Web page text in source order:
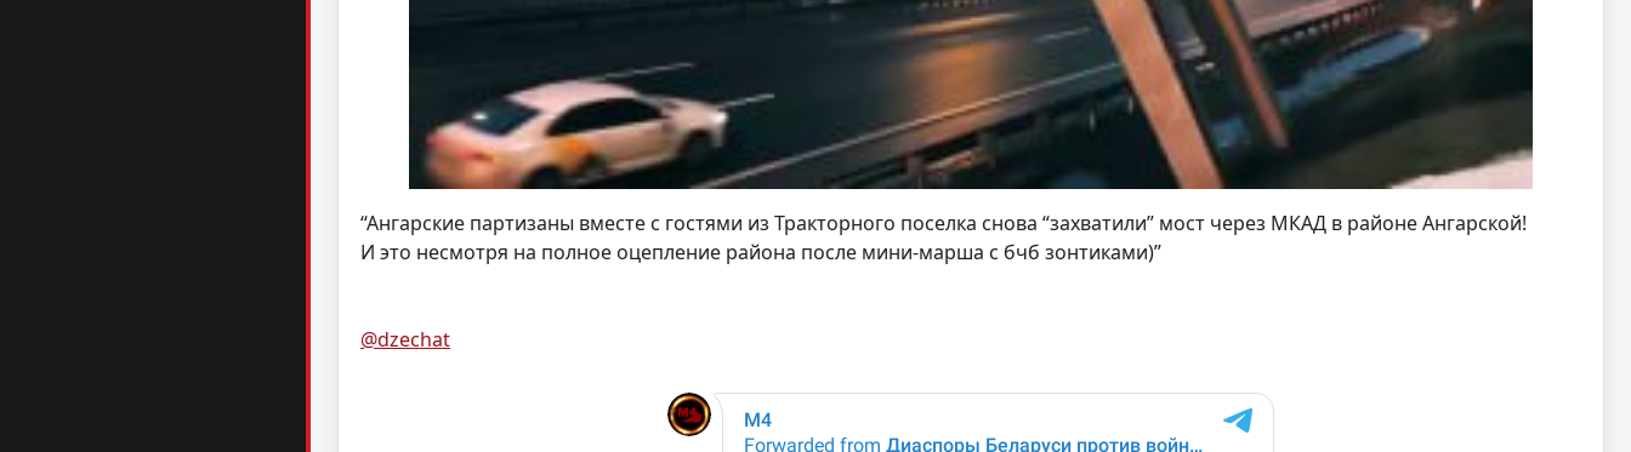
“Ангарские партизаны вместе с гостями из Тракторного поселка снова “захватили” мост через МКАД в районе Ангарской!
И это несмотря на полное оцепление района после мини-марша с бчб зонтиками)”
@dzechat